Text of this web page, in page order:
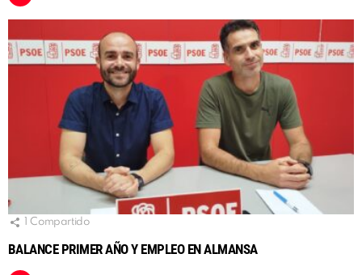
Compartido
BALANCE PRIMER AÑO Y EMPLEO EN ALMANSA